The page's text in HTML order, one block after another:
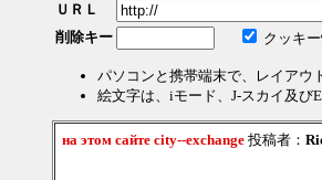
ＵＲＬ
削除キー
クッキ
パソコンと携帯端末で、レイアウ
絵文字は、iモード、J-スカイ及び
на этом сайте city--exchange 投稿者：